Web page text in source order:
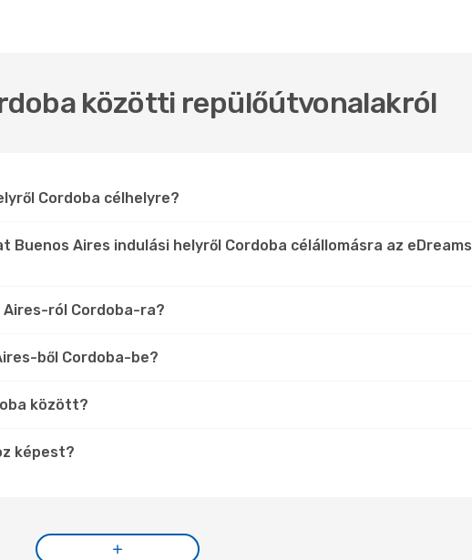
közötti repülőútvonalakról
Cordoba célhelyre?
Aires indulási helyről Cordoba célállomásra az eDreams
Aires-ról Cordoba-ra?
ből Cordoba-be?
között?
képest?